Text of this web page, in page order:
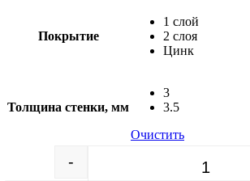
Покрытие
1 слой
2 слоя
Цинк
Толщина стенки, мм
3
3.5
Очистить
Quantity
-